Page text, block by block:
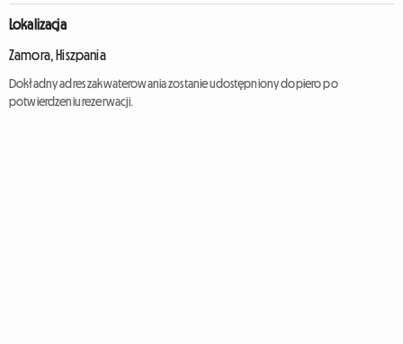
Lokalizacja
Zamora, Hiszpania
Dokładny adres zakwaterowania zostanie udostępniony dopiero po
potwierdzeniu rezerwacji.